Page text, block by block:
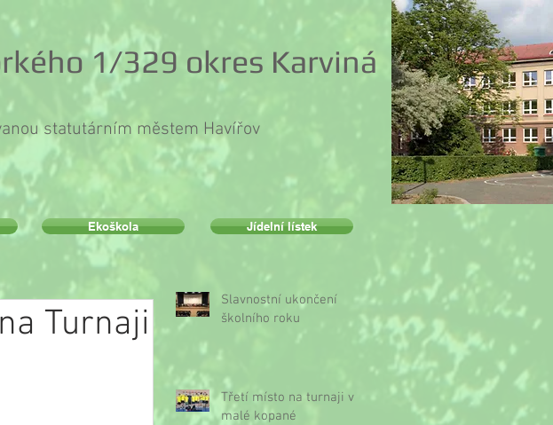
1/329 okres Karviná
statutárním městem Havířov
Turnaji
Slavnostní ukončení
školního roku
Třetí místo na turnaji v
malé kopané
Ekoškola Jídelní lístek